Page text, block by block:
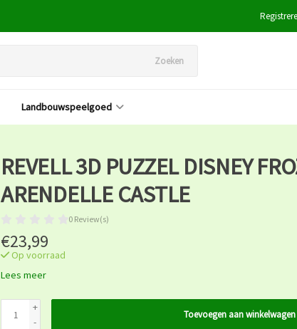
Zoeken
Landbouwspeelgoed
REVELL 3D PUZZEL DISNEY
ARENDELLE CASTLE
0 Review(s)
€23,99
Op voorraad
Lees meer
+
-
Toevoegen aan winkelwagen